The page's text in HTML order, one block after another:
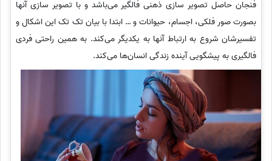
فنجان حاصل تصویر سازی ذهنی فالگیر می‌باشد و با تصویر سازی آنها
بصورت صور فلکی، اجسام، حیوانات و … ابتدا با بیان تک تک این اشکال و
تفسیرشان شروع به ارتباط آنها به یکدیگر می‌کند. به همین راحتی فردی
فالگیری به پیشگویی آینده زندگی انسان‌ها می‌کند.